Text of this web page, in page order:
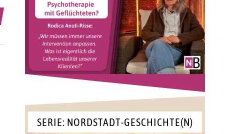
SERIE: NORDSTADT-GESCHICHTE(N)